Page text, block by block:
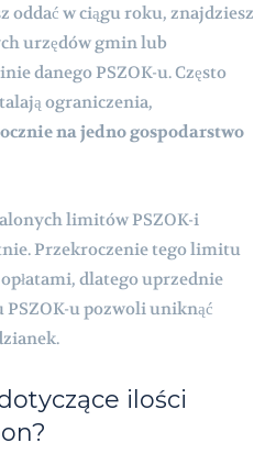
oddać w ciągu roku, znajdziesz
urzędów gmin lub
danego PSZOK-u. Często
ograniczenia,
na jedno gospodarstwo
limitów PSZOK-i
Przekroczenie tego limitu
dlatego uprzednie
u pozwoli uniknąć
ilości